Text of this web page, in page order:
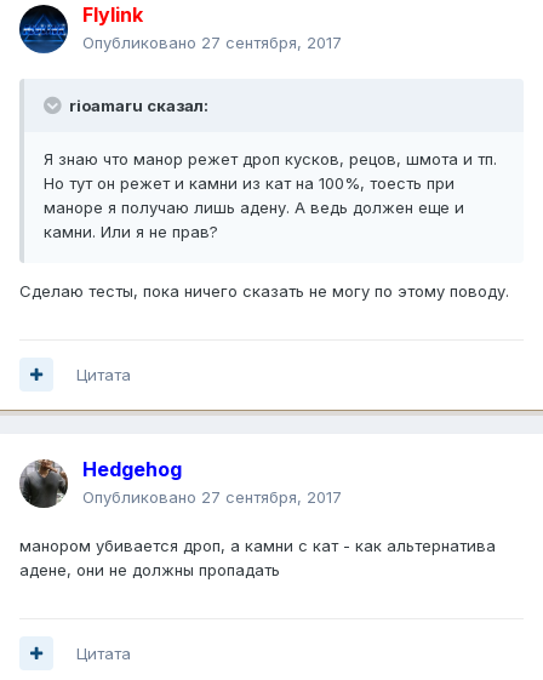
Flylink
Опубликовано 27 сентября, 2017
rioamaru сказал:
Я знаю что манор режет дроп кусков, рецов, шмота и тп.
Но тут он режет и камни из кат на 100%, тоесть при
маноре я получаю лишь адену. А ведь должен еще и
камни. Или я не прав?
Сделаю тесты, пока ничего сказать не могу по этому поводу.
Цитата
Hedgehog
Опубликовано 27 сентября, 2017
манором убивается дроп, а камни с кат - как альтернатива
адене, они не должны пропадать
Цитата